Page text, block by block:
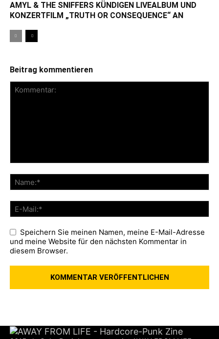
AMYL & THE SNIFFERS KÜNDIGEN LIVEALBUM UND
KONZERTFILM „TRUTH OR CONSEQUENCE“ AN
Beitrag kommentieren
Speichern Sie meinen Namen, meine E-Mail-Adresse
und meine Website für den nächsten Kommentar in
diesem Browser.